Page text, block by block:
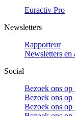
Euractiv Pro
Newsletters
Rapporteur
Newsletters en
Social
Bezoek ons op
Bezoek ons op
Bezoek ons op